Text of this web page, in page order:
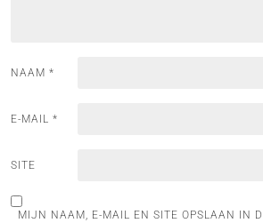
NAAM *
E-MAIL *
SITE
MIJN NAAM, E-MAIL EN SITE OPSLAAN IN